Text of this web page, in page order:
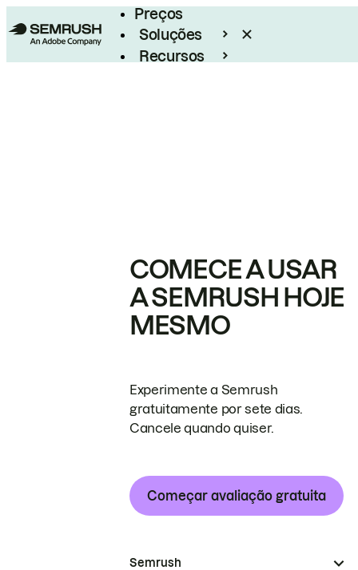
Preços
Soluções
Recursos
COMECE A USAR
A SEMRUSH HOJE
MESMO
Experimente a Semrush
gratuitamente por sete dias.
Cancele quando quiser.
Começar avaliação gratuita
Semrush